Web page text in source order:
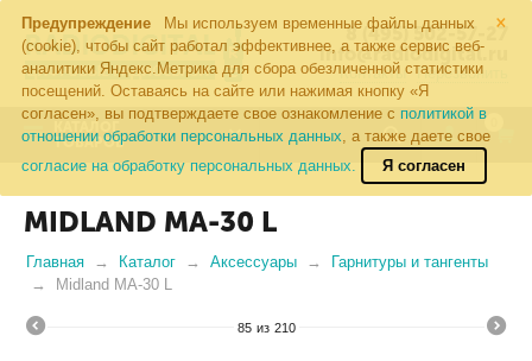
×
Предупреждение
Мы используем временные файлы данных
(cookie), чтобы сайт работал эффективнее, а также сервис веб-
аналитики Яндекс.Метрика для сбора обезличенной статистики
посещений. Оставаясь на сайте или нажимая кнопку «Я
согласен», вы подтверждаете свое ознакомление с политикой в
отношении обработки персональных данных, а также даете свое
согласие на обработку персональных данных.
Я согласен
8 (495) 502-57-27
info@radiodigital.ru
Контакты Перезвонить
КАТАЛОГ
ТОВАРОВ
MIDLAND MA-30 L
Главная Каталог Аксессуары
Гарнитуры и тангенты
Midland MA-30 L
85 из 210